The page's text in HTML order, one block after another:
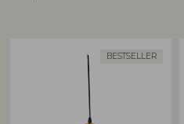
BESTSELLER